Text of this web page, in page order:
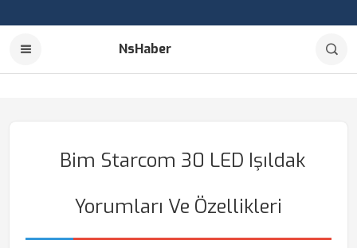
NsHaber
Bim Starcom 30 LED Işıldak
Yorumları Ve Özellikleri